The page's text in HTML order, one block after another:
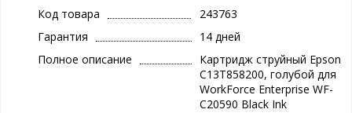
Код товара
243763
Гарантия
14 дней
Полное описание
Картридж струйный Epson
C13T858200, голубой для
WorkForce Enterprise WF-
C20590 Black Ink